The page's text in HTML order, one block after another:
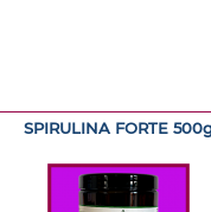
SPIRULINA FORTE